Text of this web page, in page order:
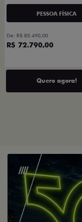
PESSOA FÍSICA
De: R$ 85.490,00
R$ 72.790,00
Quero agora!